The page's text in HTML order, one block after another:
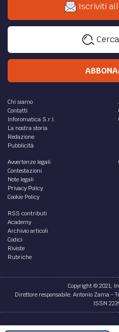
Iscriviti
Chi siamo
Contatti
Inforomatica S.r.l.
La nostra storia
Redazione
Pubblicità
Avvertenze legali
Contestazioni
Note legali
Privacy Policy
Cookie Policy
RSS contributi
Academy
Archivio articoli
Codici
Riviste
Rubriche
Copyright © 2021,
Direttore responsabile: Antonio Zama -
ISSN